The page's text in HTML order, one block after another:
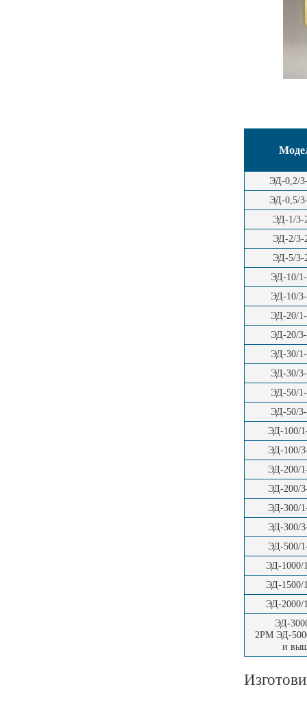
ЭД-0,2/
ЭД-0,5/
ЭД-1/
ЭД-2/
ЭД-5/
ЭД-10/
ЭД-10/
ЭД-20/
ЭД-20/
ЭД-30/
ЭД-30/
ЭД-50/
ЭД-50/
ЭД-100/
ЭД-100/
ЭД-200/
ЭД-200/
ЭД-300/
ЭД-300/
ЭД-500/
ЭД-1000/
ЭД-1500/
ЭД-2000/
ЭД-
2РМ ЭД-
и